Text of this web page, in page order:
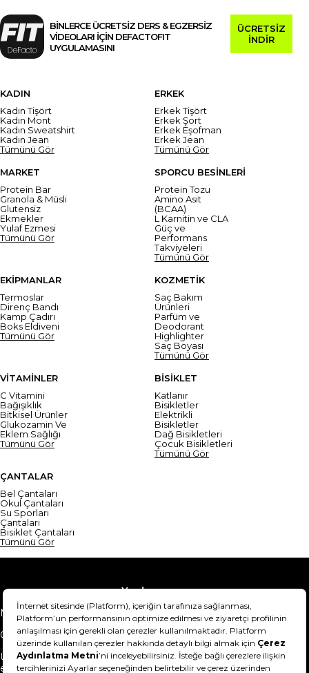
BİNLERCE ÜCRETSİZ DERS & EGZERSİZ
VİDEOLARI İÇİN DEFACTOFIT
UYGULAMASINI
ÜCRETSİZ
İNDİR
KADIN
Kadın Tişört
Kadın Mont
Kadın Sweatshirt
Kadın Jean
Tümünü Gör
ERKEK
Erkek Tişört
Erkek Şort
Erkek Eşofman
Erkek Jean
Tümünü Gör
MARKET
Protein Bar
Granola & Müsli
Glutensiz
Ekmekler
Yulaf Ezmesi
Tümünü Gör
SPORCU BESİNLERİ
Protein Tozu
Amino Asit
(BCAA)
L Karnitin ve CLA
Güç ve
Performans
Takviyeleri
Tümünü Gör
EKİPMANLAR
Termoslar
Direnç Bandı
Kamp Çadırı
Boks Eldiveni
Tümünü Gör
KOZMETİK
Saç Bakım
Ürünleri
Parfüm ve
Deodorant
Highlighter
Saç Boyası
Tümünü Gör
VİTAMİNLER
C Vitamini
Bağışıklık
Bitkisel Ürünler
Glukozamin Ve
Eklem Sağlığı
Tümünü Gör
BİSİKLET
Katlanır
Bisikletler
Elektrikli
Bisikletler
Dağ Bisikletleri
Çocuk Bisikletleri
Tümünü Gör
ÇANTALAR
Bel Çantaları
Okul Çantaları
Su Sporları
Çantaları
Bisiklet Çantaları
Tümünü Gör
Yardım
Mesafeli Satış Sözleşmesi
Teslimat Bilgisi
Gizlilik Sözleşmesi
Şartlar & Koşullar
Ürünümü nasıl iade
edebilirim?
Hakkımızda